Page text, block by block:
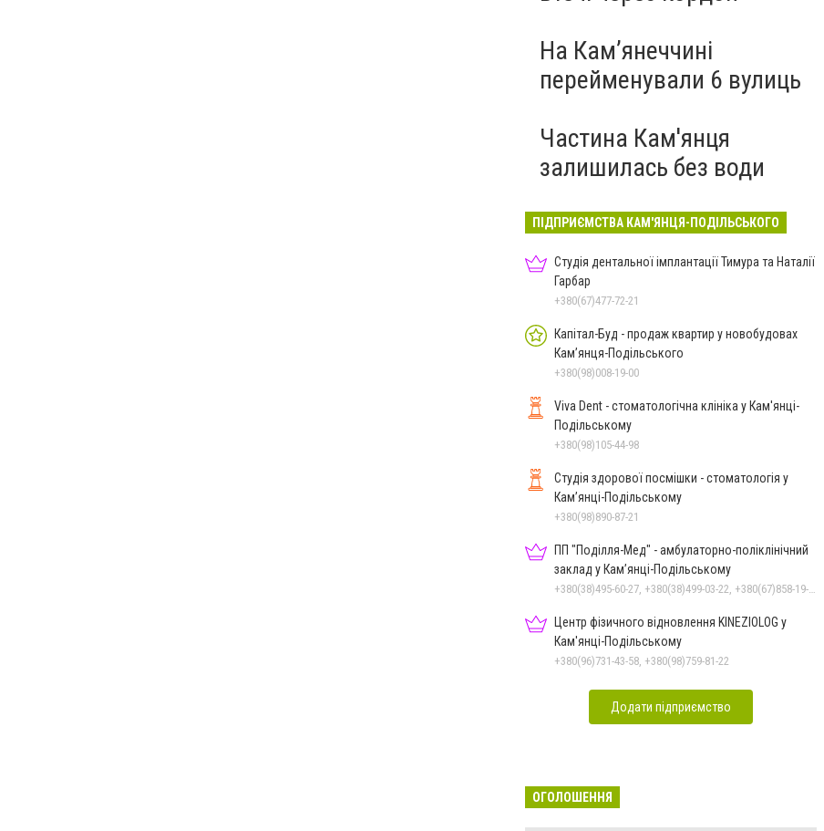
На Камʼянеччині
перейменували 6 вулиць
Частина Кам'янця
залишилась без води
ПІДПРИЄМСТВА КАМ'ЯНЦЯ-ПОДІЛЬСЬКОГО
Студія дентальної імплантації Тимура та Наталії
Гарбар
+380(67)477-72-21
Капітал-Буд - продаж квартир у новобудовах
Кам’янця-Подільського
+380(98)008-19-00
Viva Dent - стоматологічна клініка у Кам'янці-
Подільському
+380(98)105-44-98
Студія здорової посмішки - стоматологія у
Кам’янці-Подільському
+380(98)890-87-21
ПП "Поділля-Мед" - амбулаторно-поліклінічний
заклад у Кам’янці-Подільському
+380(38)495-60-27, +380(38)499-03-22, +380(67)858-19-75
Центр фізичного відновлення KINEZIOLOG у
Кам'янці-Подільському
+380(96)731-43-58, +380(98)759-81-22
Додати підприємство
ОГОЛОШЕННЯ